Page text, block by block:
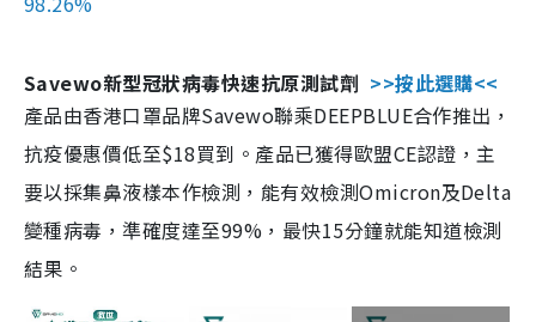
Savewo新型冠狀病毒快速抗原測試劑 >>按此選購<<
產品由香港口罩品牌Savewo聯乘DEEPBLUE合作推出，
抗疫優惠價低至$18買到。產品已獲得歐盟CE認證，主
要以採集鼻液樣本作檢測，能有效檢測Omicron及Delta
變種病毒，準確度達至99%，最快15分鐘就能知道檢測
結果。